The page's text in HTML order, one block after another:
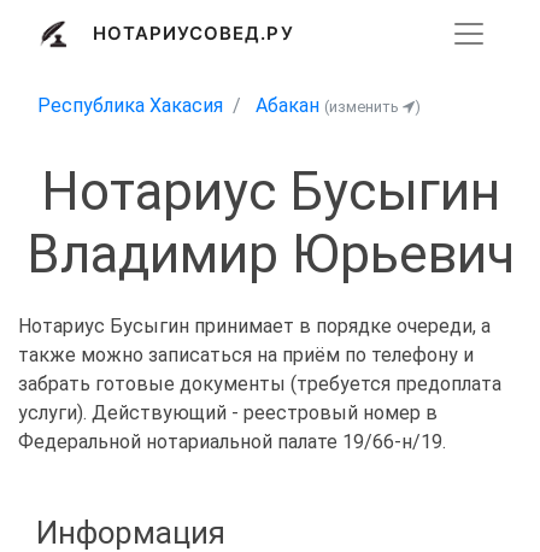
НОТАРИУСОВЕД.РУ
Республика Хакасия Абакан (изменить )
Нотариус Бусыгин
Владимир Юрьевич
Нотариус Бусыгин принимает в порядке очереди, а
также можно записаться на приём по телефону и
забрать готовые документы (требуется предоплата
услуги). Действующий - реестровый номер в
Федеральной нотариальной палате 19/66-н/19.
Информация